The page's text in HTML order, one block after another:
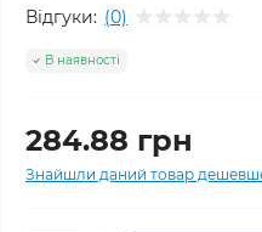
Відгуки: (0)
В наявності
284.88 грн
Знайшли даний товар